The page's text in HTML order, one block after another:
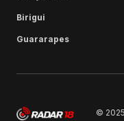
Birigui
Guararapes
©